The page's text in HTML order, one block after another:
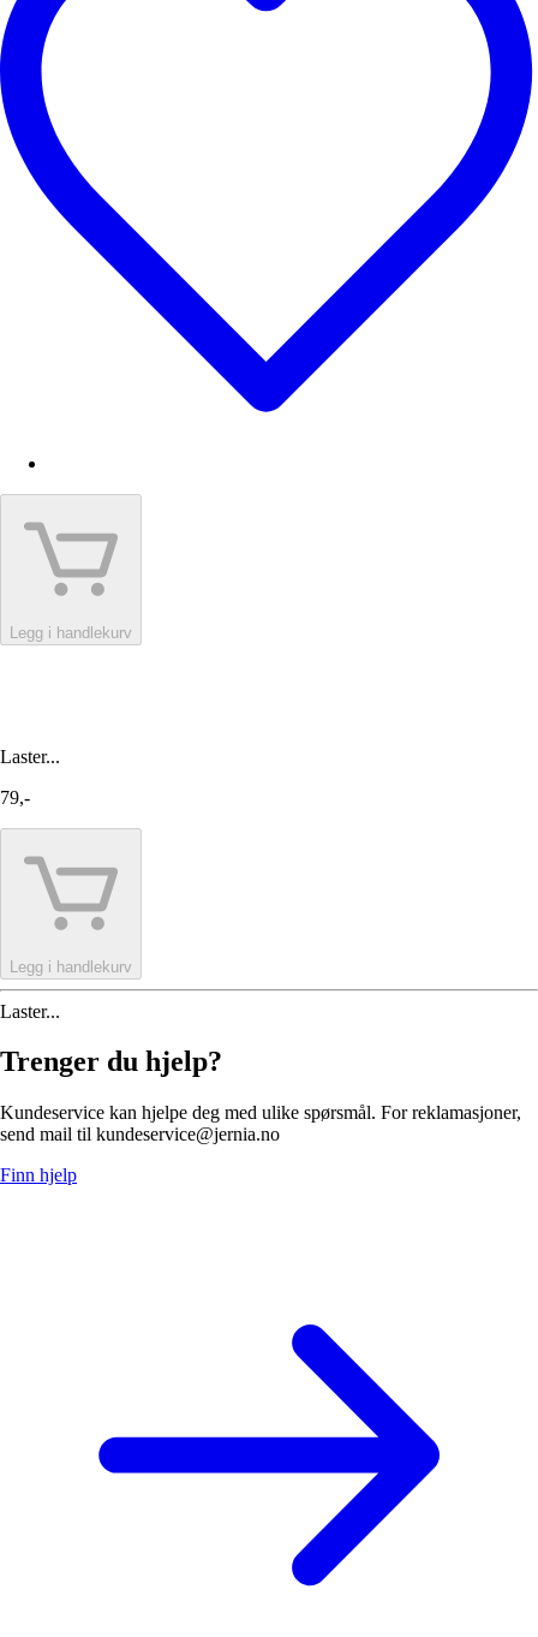
Legg i handlekurv
Laster...
79,-
Legg i handlekurv
Laster...
Trenger du hjelp?
Kundeservice kan hjelpe deg med ulike spørsmål. For reklamasjoner,
send mail til kundeservice@jernia.no
Finn hjelp